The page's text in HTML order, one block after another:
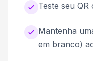
Teste seu QR
Mantenha
em branco)